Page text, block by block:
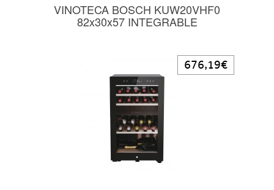
VINOTECA BOSCH KUW20VHF0
82x30x57 INTEGRABLE
676,19€